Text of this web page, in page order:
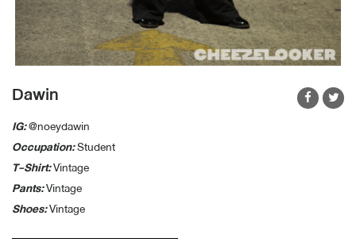
Dawin
IG:@noeydawin
Occupation:Student
T-Shirt:Vintage
Pants:Vintage
Shoes:Vintage